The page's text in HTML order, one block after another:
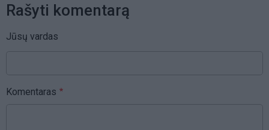
Rašyti komentarą
Jūsų vardas
Komentaras